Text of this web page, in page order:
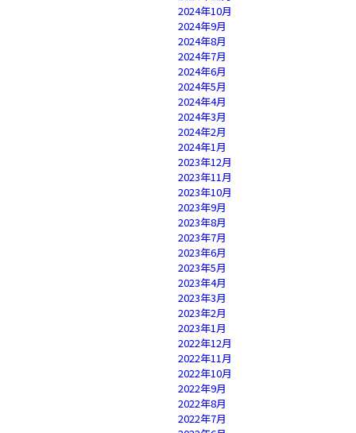
2024年10月
2024年9月
2024年8月
2024年7月
2024年6月
2024年5月
2024年4月
2024年3月
2024年2月
2024年1月
2023年12月
2023年11月
2023年10月
2023年9月
2023年8月
2023年7月
2023年6月
2023年5月
2023年4月
2023年3月
2023年2月
2023年1月
2022年12月
2022年11月
2022年10月
2022年9月
2022年8月
2022年7月